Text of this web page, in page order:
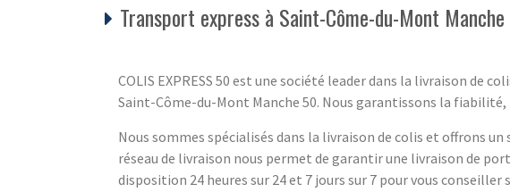
Transport express à Saint-Côme-du-Mont
COLIS EXPRESS 50 est une société leader dans la livraison de
Saint-Côme-du-Mont Manche 50. Nous garantissons la
Nous sommes spécialisés dans la livraison de colis et offrons
réseau de livraison nous permet de garantir une livraison de
disposition 24 heures sur 24 et 7 jours sur 7 pour vous